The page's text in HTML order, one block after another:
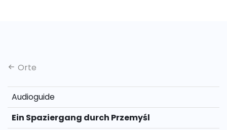
Orte
Audioguide
Ein Spaziergang durch Przemyśl